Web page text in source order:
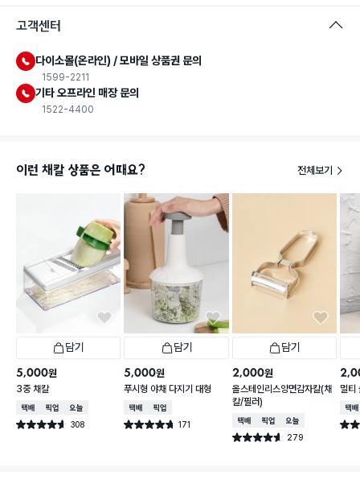
식품용 기구
식품용 기구: 식품위생법에서 정한 규격에 따라 제조되어 식품 또
고객센터
다이소몰(온라인) / 모바일 상품권 문의
1599-2211
기타 오프라인 매장 문의
1522-4400
이런 채칼 상품은 어때요? 전체보기
담기
5,000원
3중 채칼
택배배송매장픽업오늘배송
별점 4.6점 308
건 작성
담기
5,000원
푸시형 야채 다지기 대형
택배배송매장픽업
별점 4.7점 171
건 작성
담기
2,000원
올스테인리스양면감자칼(채
칼/필러)
택배배송매장픽업오늘배송
별점 4.6점 279
건 작성
멀티
택배
별점